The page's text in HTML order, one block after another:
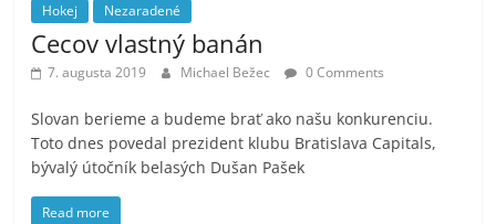
Hokej Nezaradené
Cecov vlastný banán
7. augusta 2019 Michael Bežec 0 Comments
Slovan berieme a budeme brať ako našu konkurenciu.
Toto dnes povedal prezident klubu Bratislava Capitals,
bývalý útočník belasých Dušan Pašek
Read more